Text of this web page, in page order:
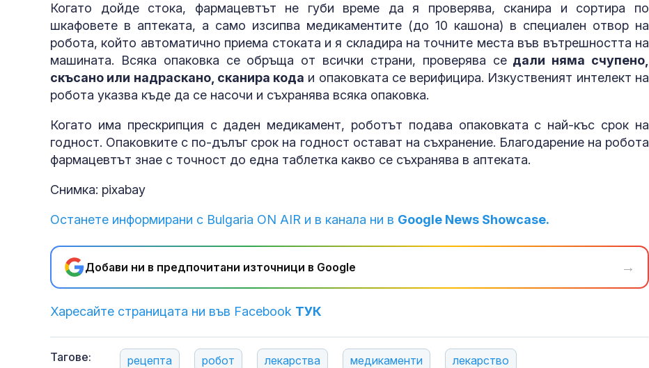
Когато дойде стока, фармацевтът не губи време да я проверява, сканира и сортира по
шкафовете в аптеката, а само изсипва медикаментите (до 10 кашона) в специален отвор на
робота, който автоматично приема стоката и я складира на точните места във вътрешността на
машината. Всяка опаковка се обръща от всички страни, проверява седали няма счупено,
скъсано или надраскано, сканира кода и опаковката се верифицира. Изкуственият интелект на
робота указва къде да се насочи и съхранява всяка опаковка.
Когато има прескрипция с даден медикамент, роботът подава опаковката с най-къс срок на
годност. Опаковките с по-дълъг срок на годност остават на съхранение. Благодарение на робота
фармацевтът знае с точност до една таблетка какво се съхранява в аптеката.
Снимка: pixabay
Останете информирани с Bulgaria ON AIR и в канала ни в Google News Showcase.
Добави ни в предпочитани източници в Google →
Харесайте страницата ни във Facebook ТУК
Тагове: рецепта робот лекарства медикаменти лекарство